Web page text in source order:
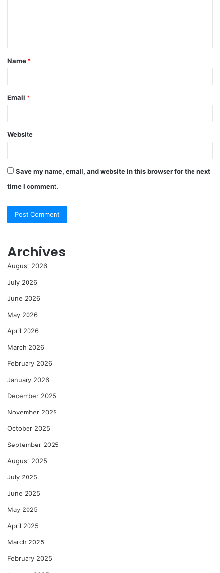
t
*
Name *
Email *
Website
Save my name, email, and website in this browser for the next
time I comment.
Archives
August 2026
July 2026
June 2026
May 2026
April 2026
March 2026
February 2026
January 2026
December 2025
November 2025
October 2025
September 2025
August 2025
July 2025
June 2025
May 2025
April 2025
March 2025
February 2025